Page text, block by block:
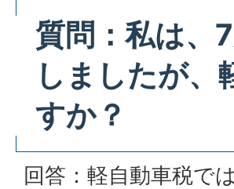
質問：私は、
しましたが、
すか？
回答：軽自動車税で